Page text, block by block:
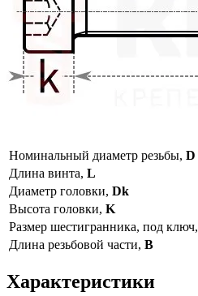
Номинальный диаметр резьбы, D
Длина винта, L
Диаметр головки, Dk
Высота головки, K
Размер шестигранника, под ключ,
Длина резьбовой части, B
Характеристики